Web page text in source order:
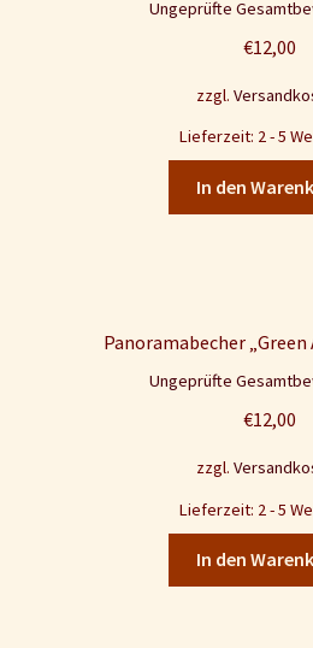
Ungeprüfte
€12,00
zzgl.
Lieferzeit: 2 - 5
In den
Panoramabecher
Ungeprüfte
€12,00
zzgl.
Lieferzeit: 2 - 5
In den